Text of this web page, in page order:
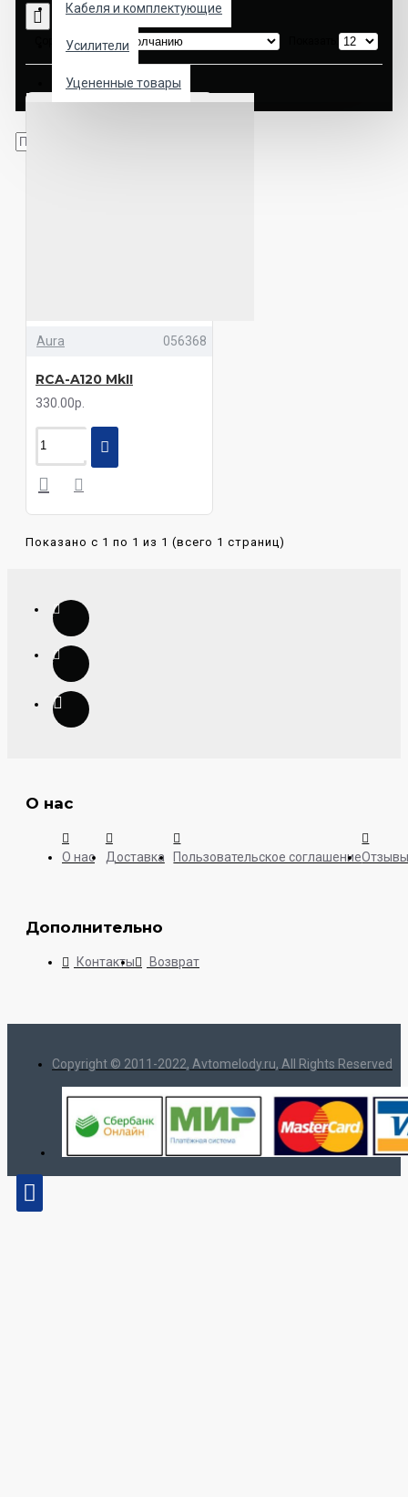
Кабеля и комплектующие
Усилители
Уцененные товары
Сортировка:
Aura 056368
RCA-A120 MkII
330.00р.
Показано с 1 по 1 из 1 (всего 1 страниц)
О нас
О нас Доставка Пользовательское соглашение
Дополнительно
Контакты Возврат
Copyright © 2011-2022, Avtomelody.ru, All Rights Reserved